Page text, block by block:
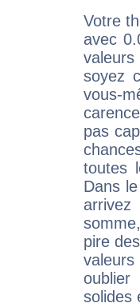
Votre
avec
soyez
vous-
pas
toutes
Dans
pire
solides